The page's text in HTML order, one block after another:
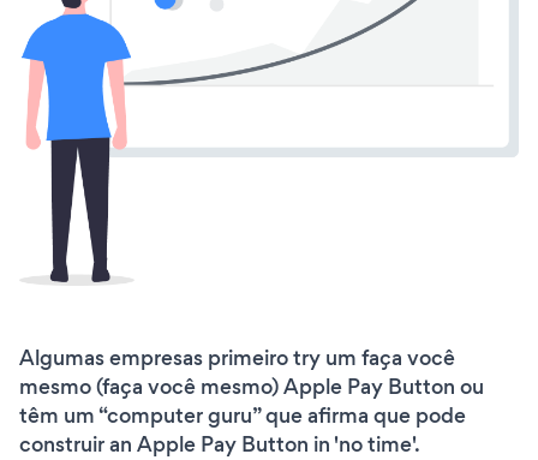
Algumas empresas primeiro try um faça você
mesmo (faça você mesmo) Apple Pay Button ou
têm um “computer guru” que afirma que pode
construir an Apple Pay Button in 'no time'.